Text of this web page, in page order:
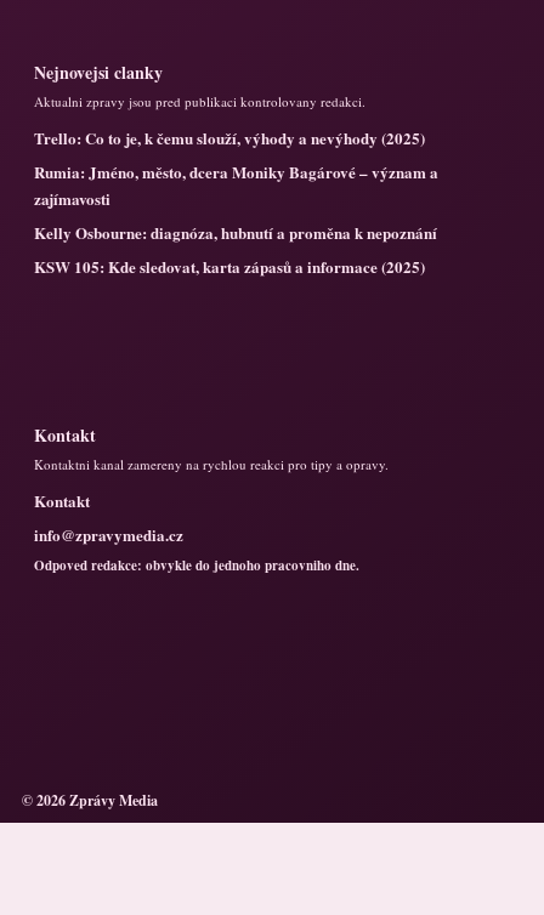
Nejnovejsi clanky
Aktualni zpravy jsou pred publikaci kontrolovany redakci.
Trello: Co to je, k čemu slouží, výhody a nevýhody (2025)
Rumia: Jméno, město, dcera Moniky Bagárové – význam a
zajímavosti
Kelly Osbourne: diagnóza, hubnutí a proměna k nepoznání
KSW 105: Kde sledovat, karta zápasů a informace (2025)
Kontakt
Kontaktni kanal zamereny na rychlou reakci pro tipy a opravy.
Kontakt
info@zpravymedia.cz
Odpoved redakce: obvykle do jednoho pracovniho dne.
© 2026 Zprávy Media